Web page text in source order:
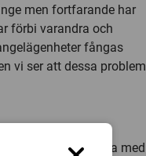
men fortfarande har
förbi varandra och
fångas
vi ser att dessa problem
och kommunicera med